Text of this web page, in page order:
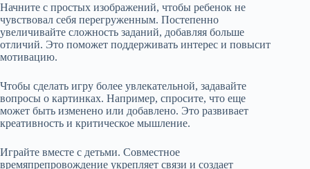
Начните с простых изображений, чтобы ребенок не
чувствовал себя перегруженным. Постепенно
увеличивайте сложность заданий, добавляя больше
отличий. Это поможет поддерживать интерес и повысит
мотивацию.
Чтобы сделать игру более увлекательной, задавайте
вопросы о картинках. Например, спросите, что еще
может быть изменено или добавлено. Это развивает
креативность и критическое мышление.
Играйте вместе с детьми. Совместное
времяпрепровождение укрепляет связи и создает